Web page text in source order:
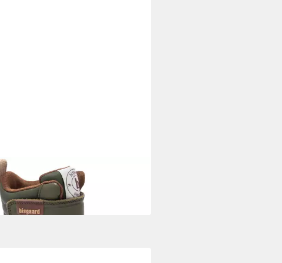
BISGAARDBisgaard Pixie Khaki
Sneaker
79,90 €